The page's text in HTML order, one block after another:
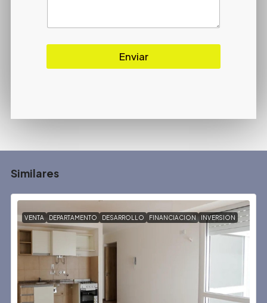
Enviar
Similares
VENTA DEPARTAMENTO DESARROLLO FINANCIACION INVERSION